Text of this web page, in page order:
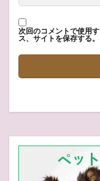
次回のコメントで使用
ス、サイトを保存する。